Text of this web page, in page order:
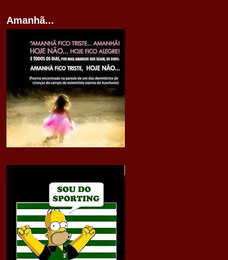
Amanhã...